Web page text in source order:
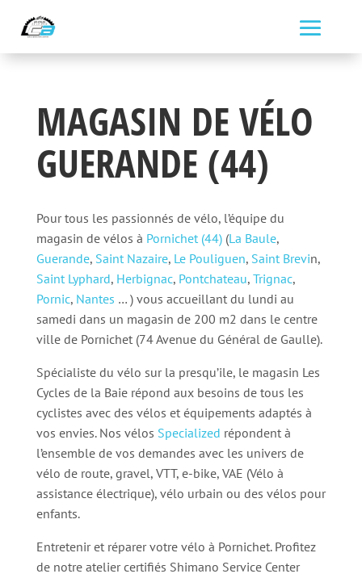
MAGASIN DE VÉLO
GUERANDE (44)
Pour tous les passionnés de vélo, l’équipe du
magasin de vélos à Pornichet (44)(La Baule,
Guerande, Saint Nazaire, Le Pouliguen, Saint Brevin,
Saint Lyphard, Herbignac, Pontchateau, Trignac,
Pornic, Nantes … ) vous accueillant du lundi au
samedi dans un magasin de 200 m2 dans le centre
ville de Pornichet (74 Avenue du Général de Gaulle).
Spécialiste du vélo sur la presqu’ile, le magasin Les
Cycles de la Baie répond aux besoins de tous les
cyclistes avec des vélos et équipements adaptés à
vos envies. Nos vélos Specialized répondent à
l’ensemble de vos demandes avec les univers de
vélo de route, gravel, VTT, e-bike, VAE (Vélo à
assistance électrique), vélo urbain ou des vélos pour
enfants.
Entretenir et réparer votre vélo à Pornichet. Profitez
de notre atelier certifiés Shimano Service Center